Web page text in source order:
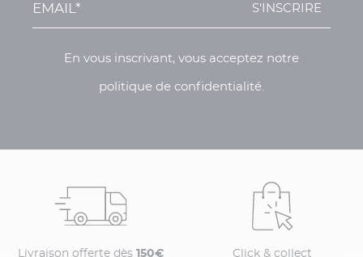
S'INSCRIRE
En vous inscrivant, vous acceptez notre
politique de confidentialité.
Livraison offerte dès 150€ Click & collect